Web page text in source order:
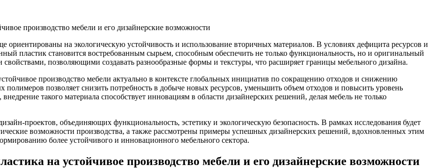
ориентированы на экологическую устойчивость и использование вторичных материалов. В условиях дефицита ресурсов и
пластик становится востребованным сырьем, способным обеспечить не только функциональность, но и оригинальный
позволяющими создавать разнообразные формы и текстуры, что расширяет границы мебельного дизайна.
производство мебели актуально в контексте глобальных инициатив по сокращению отходов и снижению
полимеров позволяет снизить потребность в добыче новых ресурсов, уменьшить объем отходов и повысить уровень
такого материала способствует инновациям в области дизайнерских решений, делая мебель не только
проектов, объединяющих функциональность, эстетику и экологическую безопасность. В рамках исследования будет
возможности производства, а также рассмотрены примеры успешных дизайнерских решений, вдохновленных этим
более устойчивого и инновационного мебельного сектора.
на устойчивое производство мебели и его дизайнерские возможности